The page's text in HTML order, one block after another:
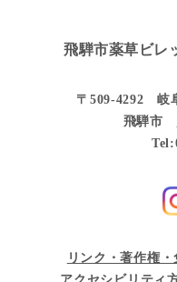
飛騨市薬草ビレ
〒509-4292 岐
飛騨市
リンク・著作権